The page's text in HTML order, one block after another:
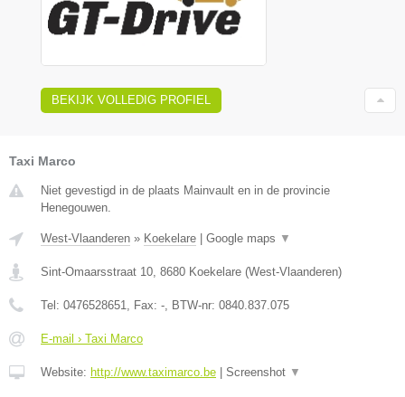
BEKIJK VOLLEDIG PROFIEL
Taxi Marco
Niet gevestigd in de plaats Mainvault en in de provincie
Henegouwen.
West-Vlaanderen » Koekelare Google maps ▼
Sint-Omaarsstraat 10, 8680 Koekelare (West-Vlaanderen)
Tel: 0476528651, Fax: -, BTW-nr: 0840.837.075
E-mail › Taxi Marco
Website: http://www.taximarco.be Screenshot ▼